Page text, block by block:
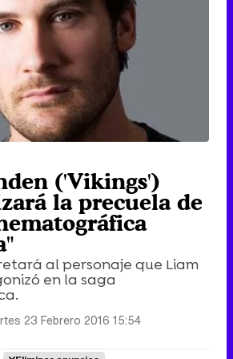
('Vikings')
la precuela de
al personaje que Liam
en la saga
23 Febrero 2016 15:54